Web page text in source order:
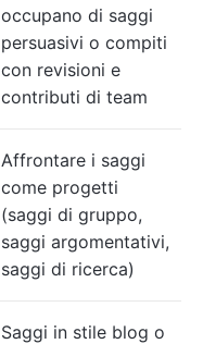
occupano di saggi
persuasivi o compiti
con revisioni e
contributi di team
Affrontare i saggi
come progetti
(saggi di gruppo,
saggi argomentativi,
saggi di ricerca)
Saggi in stile blog o